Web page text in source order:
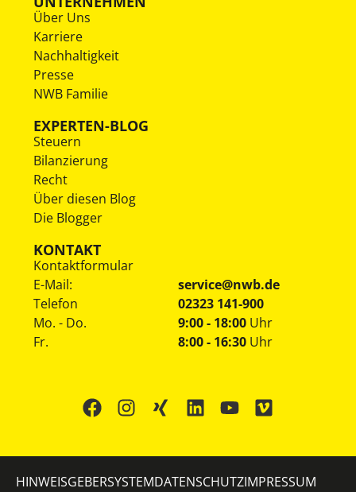
Über Uns
Karriere
Nachhaltigkeit
Presse
NWB Familie
EXPERTEN-BLOG
Steuern
Bilanzierung
Recht
Über diesen Blog
Die Blogger
KONTAKT
Kontaktformular
E-Mail:
service@nwb.de
Telefon
02323 141-900
Mo. - Do.
Fr.
9:00 - 18:00 Uhr
8:00 - 16:30 Uhr
HINWEISGEBERSYSTEMDATENSCHUTZIMPRESSUM